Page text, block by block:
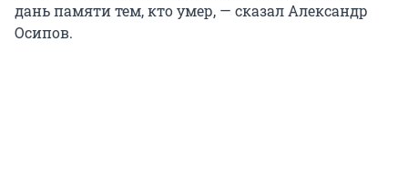
дань памяти тем, кто умер, — сказал Александр
Осипов.